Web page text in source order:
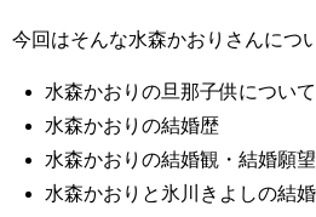
今回はそんな水森かおりさんにつ
水森かおりの旦那子供について
水森かおりの結婚歴
水森かおりの結婚観・結婚願望
水森かおりと氷川きよしの結